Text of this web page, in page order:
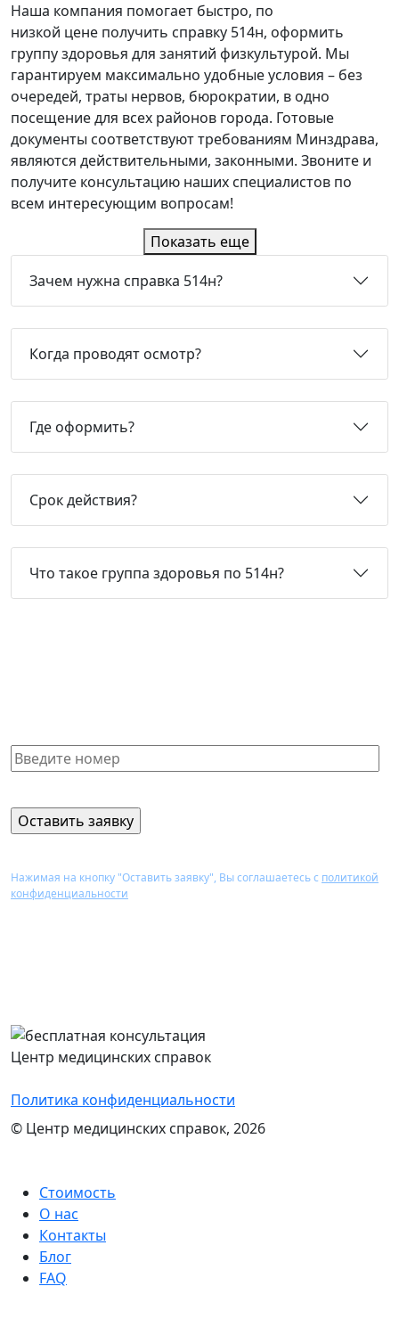
Наша компания помогает быстро, по
низкой цене получить справку 514н, оформить
группу здоровья для занятий физкультурой. Мы
гарантируем максимально удобные условия – без
очередей, траты нервов, бюрократии, в одно
посещение для всех районов города. Готовые
документы соответствуют требованиям Минздрава,
являются действительными, законными. Звоните и
получите консультацию наших специалистов по
всем интересующим вопросам!
Показать еще
Зачем нужна справка 514н?
Когда проводят осмотр?
Где оформить?
Срок действия?
Что такое группа здоровья по 514н?
Нажимая на кнопку "Оставить заявку", Вы соглашаетесь с политикой
конфиденциальности
Центр медицинских справок
Политика конфиденциальности
© Центр медицинских справок, 2026
Стоимость
О нас
Контакты
Блог
FAQ